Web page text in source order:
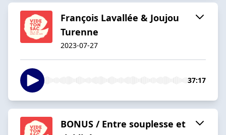
François Lavallée & Joujou
Turenne
2023-07-27
37:17
BONUS / Entre souplesse et